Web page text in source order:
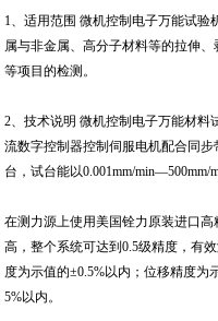
1、适用范围 微机控制电子万能试
属与非金属、高分子材料等的拉伸
等项目的检测。
2、技术说明 微机控制电子万能材
流数字控制器控制伺服电机配合同
台，试台能以0.001mm/min—500mm/
在测力源上使用美国铨力原装进口
高，整个系统可达到0.5级精度，有
度为示值的±0.5%以内；位移精度为
5%以内。